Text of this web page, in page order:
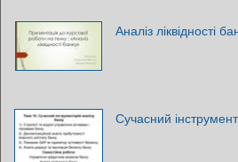
Аналіз ліквідності
Сучасний